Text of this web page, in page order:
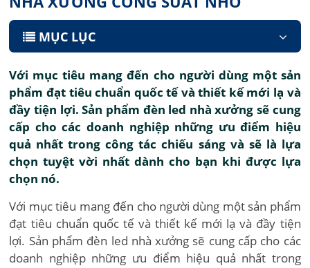
MỤC LỤC
Với mục tiêu mang đến cho người dùng một sản
phẩm đạt tiêu chuẩn quốc tế và thiết kế mới lạ và
đầy tiện lợi. Sản phẩm đèn led nhà xưởng sẽ cung
cấp cho các doanh nghiệp những ưu điểm hiệu
quả nhất trong công tác chiếu sáng và sẽ là lựa
chọn tuyệt vời nhất dành cho bạn khi được lựa
chọn nó.
Với mục tiêu mang đến cho người dùng một sản phẩm
đạt tiêu chuẩn quốc tế và thiết kế mới lạ và đầy tiện
lợi. Sản phẩm đèn led nhà xưởng sẽ cung cấp cho các
doanh nghiệp những ưu điểm hiệu quả nhất trong